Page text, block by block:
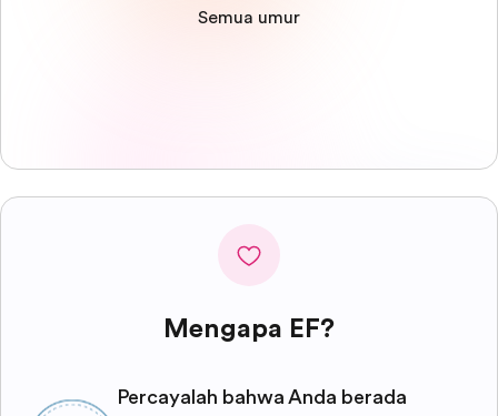
Semua umur
Mengapa EF?
Percayalah bahwa Anda berada